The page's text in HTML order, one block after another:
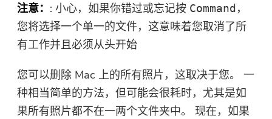
注意： : 小心，如果你错过或忘记按 Command ，
您将选择一个单一的文件，这意味着您取消了所
有工作并且必须从头开始
您可以删除 Mac 上的所有照片，这取决于您。 一
种相当简单的方法，但可能会很耗时，尤其是如
果所有照片都不在一两个文件夹中。 现在，如果
的最佳交易和新闻。
这个软件只能是这个软件只能在
Mac上下载和使用。 您可以输入
您的电子邮件地址以获取下载链
件，请点击商店 .
请输入一个有效的电子邮件地址。